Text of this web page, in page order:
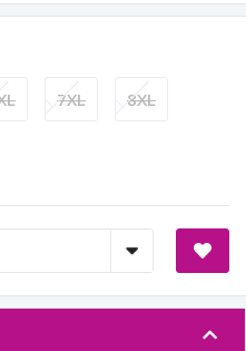
7XL 8XL